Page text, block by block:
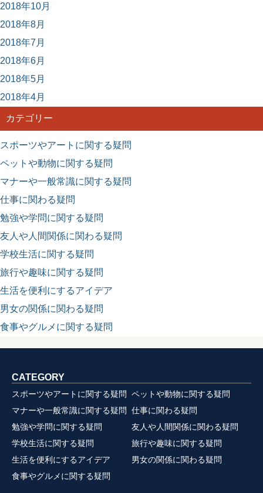
2018年10月
2018年8月
2018年7月
2018年6月
2018年5月
2018年4月
カテゴリー
スポーツやアートに関する疑問
ペットや動物に関する疑問
マナーや一般常識に関する疑問
仕事に関わる疑問
勉強や学問に関する疑問
友人や人間関係に関わる疑問
学校生活に関する疑問
旅行や趣味に関する疑問
生活を便利にするアイデア
男女の関係に関わる疑問
食事やグルメに関する疑問
CATEGORY
スポーツやアートに関する疑問
ペットや動物に関する疑問
マナーや一般常識に関する疑問
仕事に関わる疑問
勉強や学問に関する疑問
友人や人間関係に関わる疑問
学校生活に関する疑問
旅行や趣味に関する疑問
生活を便利にするアイデア
男女の関係に関わる疑問
食事やグルメに関する疑問